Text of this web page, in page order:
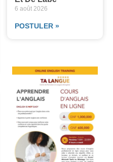
6 août 2026
POSTULER »